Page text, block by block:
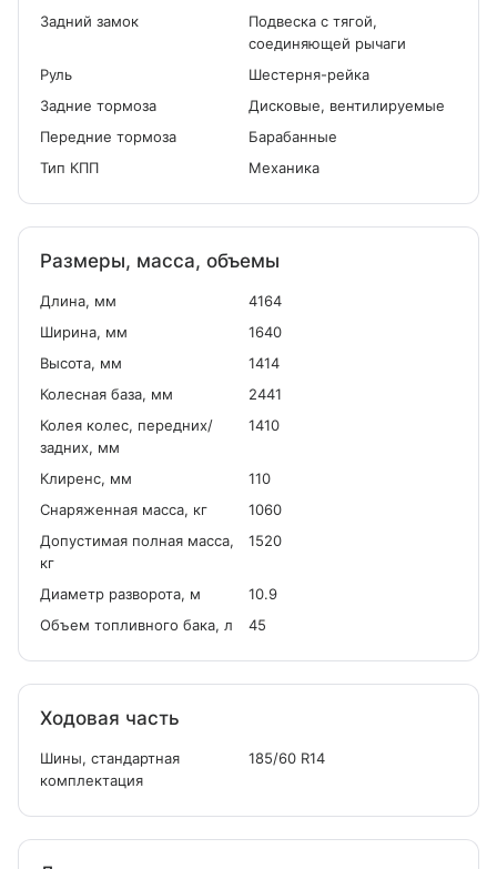
Задний замок
Подвеска с тягой,
соединяющей рычаги
Руль
Шестерня-рейка
Задние тормоза
Дисковые, вентилируемые
Передние тормоза
Барабанные
Тип КПП
Механика
Размеры, масса, объемы
Длина, мм
4164
Ширина, мм
1640
Высота, мм
1414
Колесная база, мм
2441
Колея колес, передних/
задних, мм
1410
Клиренс, мм
110
Снаряженная масса, кг
1060
Допустимая полная масса,
кг
1520
Диаметр разворота, м
10.9
Объем топливного бака, л
45
Ходовая часть
Шины, стандартная
комплектация
185/60 R14